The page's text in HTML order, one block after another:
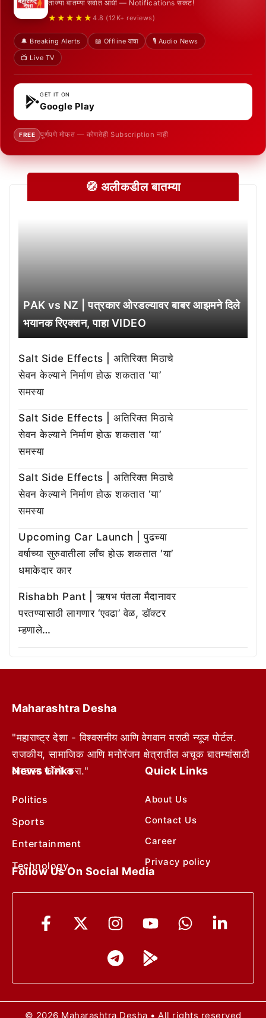
ताज्या बातम्या सर्वात आधी — Notifications सकट!
★★★★★ 4.8 (12K+ reviews)
🔔 Breaking Alerts 📖 Offline वाचा
🎙️ Audio News
📺 Live TV
GET IT ON
Google Play
FREE पूर्णपणे मोफत — कोणतेही Subscription नाही
🧭 अलीकडील बातम्या
PAK vs NZ | पत्रकार ओरडल्यावर बाबर आझमने दिले
भयानक रिएक्शन, पाहा VIDEO
Salt Side Effects | अतिरिक्त मिठाचे
सेवन केल्याने निर्माण होऊ शकतात ‘या’
समस्या
Salt Side Effects | अतिरिक्त मिठाचे
सेवन केल्याने निर्माण होऊ शकतात ‘या’
समस्या
Salt Side Effects | अतिरिक्त मिठाचे
सेवन केल्याने निर्माण होऊ शकतात ‘या’
समस्या
Upcoming Car Launch | पुढच्या
वर्षाच्या सुरुवातीला लाँच होऊ शकतात ‘या’
धमाकेदार कार
Rishabh Pant | ऋषभ पंतला मैदानावर
परतण्यासाठी लागणार ‘एवढा’ वेळ, डॉक्टर
म्हणाले…
Maharashtra Desha
"महाराष्ट्र देशा - विश्वसनीय आणि वेगवान मराठी न्यूज पोर्टल.
राजकीय, सामाजिक आणि मनोरंजन क्षेत्रातील अचूक बातम्यांसाठी
आम्हाला फॉलो करा."
News Links
Politics
Sports
Entertainment
Technology
Quick Links
About Us
Contact Us
Career
Privacy policy
Follow Us On Social Media
© 2026 Maharashtra Desha • All rights reserved